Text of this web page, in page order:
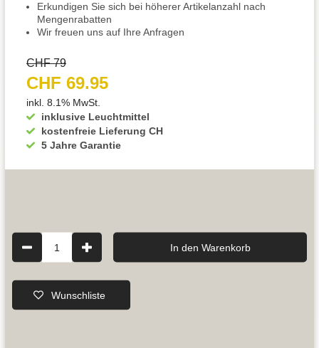
Erkundigen Sie sich bei höherer Artikelanzahl nach
Mengenrabatten
Wir freuen uns auf Ihre Anfragen
inklusive Leuchtmittel
kostenfreie Lieferung CH
5 Jahre Garantie
CHF 79
CHF 69.95
inkl. 8.1% MwSt.
1 In den Warenkorb
Wunschliste